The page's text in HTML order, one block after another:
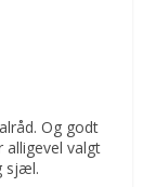
Og godt
alligevel valgt
sjæl.